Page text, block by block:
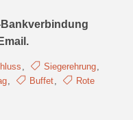
Bankverbindung
, Siegerehrung,
, Buffet,
Rote